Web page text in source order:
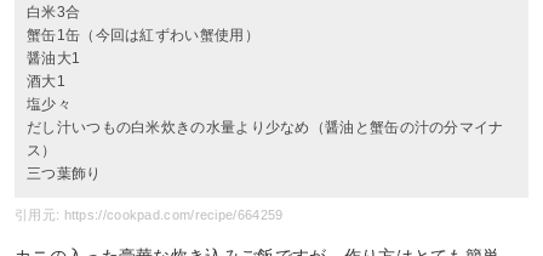
白米3合
蟹缶1缶（今回は紅ずわい蟹使用）
醤油大1
酒大1
塩少々
だし汁いつもの白米炊きの水量より少なめ（醤油と蟹缶の汁の分マイナ
ス）
三つ葉飾り
引用元: https://cookpad.com/recipe/664259